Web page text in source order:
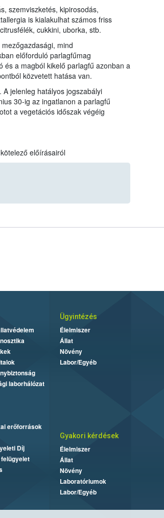
szemviszketés, kipirosodás,
is kialakulhat számos friss
cukkini, uborka, stb.
mind
előforduló parlagfűmag
és a magból kikelő parlagfű azonban a
közvetett hatása van.
jelenleg hatályos jogszabályi
30-ig az ingatlanon a parlagfű
a vegetációs időszak végéig
előírásairól
laborhálózat
erőforrások
Díj
Ügyintézés
Élelmiszer
Állat
Növény
Labor/Egyéb
Gyakori kérdések
Élelmiszer
Állat
Növény
Laboratóriumok
Labor/Egyéb